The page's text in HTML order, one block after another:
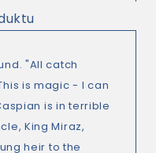
"All catch
is magic - I can
is in terrible
King Miraz,
heir to the